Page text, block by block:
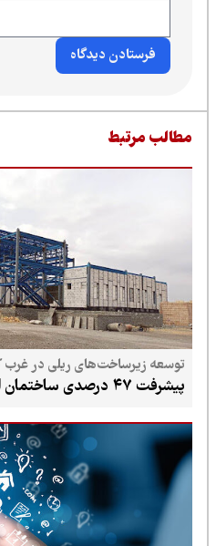
مرتبط
توسعه زیرساخت‌های ریلی در غرب کشور
پیشرفت ۴۷ درصدی ساختمان ایستگاه راه‌آهن سبزوار